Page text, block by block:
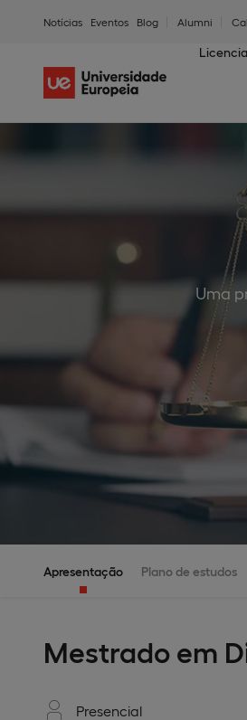
Notícias Eventos Blog Alumni
Uma
Apresentação Plano de estudos
Mestrado em
Presencial